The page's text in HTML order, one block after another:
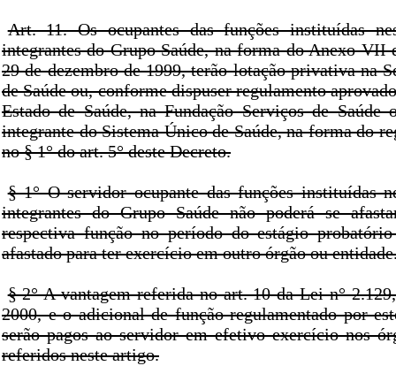
Art. 11. Os ocupantes das funções instituídas
integrantes do Grupo Saúde, na forma do Anexo VII
29 de dezembro de 1999, terão lotação privativa na
de Saúde ou, conforme dispuser regulamento
Estado de Saúde, na Fundação Serviços de Saúde
integrante do Sistema Único de Saúde, na forma do
no § 1° do art. 5° deste Decreto.
§ 1° O servidor ocupante das funções instituídas
integrantes do Grupo Saúde não poderá se
respectiva função no período do estágio
afastado para ter exercício em outro órgão ou
§ 2° A vantagem referida no art. 10 da Lei n°
2000, e o adicional de função regulamentado por
serão pagos ao servidor em efetivo exercício nos
referidos neste artigo.